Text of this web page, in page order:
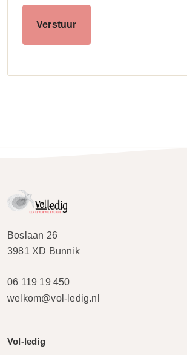
Boslaan 26
3981 XD Bunnik
06 119 19 450
welkom@vol-ledig.nl
Vol-ledig